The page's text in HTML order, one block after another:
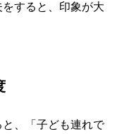
すると、印象が大
、「子ども連れで